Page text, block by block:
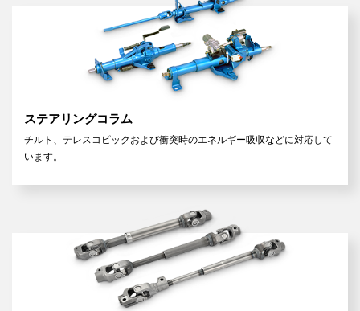
ステアリングコラム
チルト、テレスコピックおよび衝突時のエネルギー吸収などに対応して
います。